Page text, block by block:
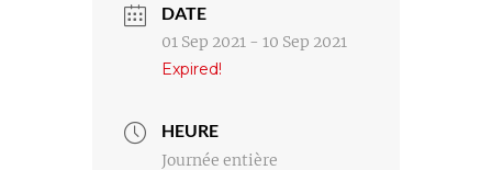
DATE
01 Sep 2021 - 10 Sep 2021
Expired!
HEURE
Journée entière